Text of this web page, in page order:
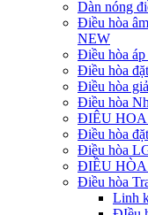
Dàn nóng
Điều hòa
NEW
Điều hòa
Điều hòa
Điều hòa
Điều hòa
ĐIÊU
Điều hòa
Điều hòa
ĐIỀU
Điều hòa
Linh